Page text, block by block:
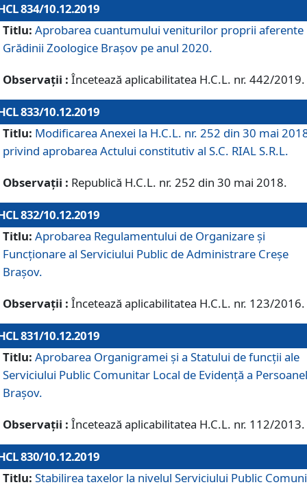
834/10.12.2019
Titlu: Aprobarea cuantumului veniturilor proprii aferente
Grădinii Zoologice Braşov pe anul 2020.
Observații : Încetează aplicabilitatea H.C.L. nr. 442/2019.
833/10.12.2019
Titlu: Modificarea Anexei la H.C.L. nr. 252 din 30 mai
privind aprobarea Actului constitutiv al S.C. RIAL S.R.L.
Observații : Republică H.C.L. nr. 252 din 30 mai 2018.
832/10.12.2019
Titlu: Aprobarea Regulamentului de Organizare și
Funcționare al Serviciului Public de Administrare Creșe
Brașov.
Observații : Încetează aplicabilitatea H.C.L. nr. 123/2016.
831/10.12.2019
Titlu: Aprobarea Organigramei și a Statului de funcții ale
Serviciului Public Comunitar Local de Evidență a
Brașov.
Observații : Încetează aplicabilitatea H.C.L. nr. 112/2013.
830/10.12.2019
Titlu: Stabilirea taxelor la nivelul Serviciului Public